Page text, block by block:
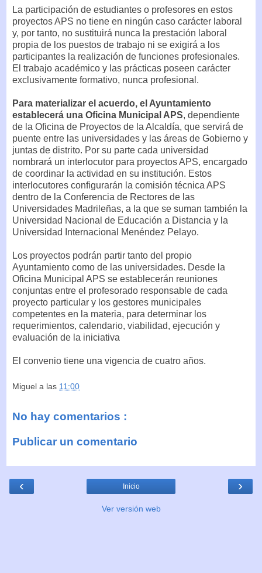
La participación de estudiantes o profesores en estos
proyectos APS no tiene en ningún caso carácter laboral
y, por tanto, no sustituirá nunca la prestación laboral
propia de los puestos de trabajo ni se exigirá a los
participantes la realización de funciones profesionales.
El trabajo académico y las prácticas poseen carácter
exclusivamente formativo, nunca profesional.
Para materializar el acuerdo, el Ayuntamiento
establecerá una Oficina Municipal APS, dependiente
de la Oficina de Proyectos de la Alcaldía, que servirá de
puente entre las universidades y las áreas de Gobierno y
juntas de distrito. Por su parte cada universidad
nombrará un interlocutor para proyectos APS, encargado
de coordinar la actividad en su institución. Estos
interlocutores configurarán la comisión técnica APS
dentro de la Conferencia de Rectores de las
Universidades Madrileñas, a la que se suman también la
Universidad Nacional de Educación a Distancia y la
Universidad Internacional Menéndez Pelayo.
Los proyectos podrán partir tanto del propio
Ayuntamiento como de las universidades. Desde la
Oficina Municipal APS se establecerán reuniones
conjuntas entre el profesorado responsable de cada
proyecto particular y los gestores municipales
competentes en la materia, para determinar los
requerimientos, calendario, viabilidad, ejecución y
evaluación de la iniciativa
El convenio tiene una vigencia de cuatro años.
Miguel a las 11:00
No hay comentarios :
Publicar un comentario
‹ ›
Inicio
Ver versión web